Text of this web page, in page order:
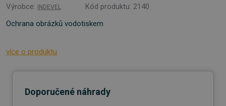
Výrobce: INDEVEL
Kód produktu: 2140
Ochrana obrázků vodotiskem
více o produktu
Doporučené náhrady